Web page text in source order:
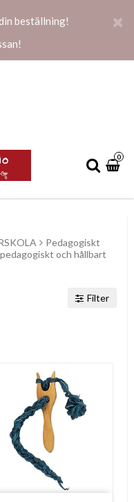
beställning!
0
Pedagogiskt
och hållbart
Filter